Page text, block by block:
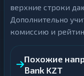
верхние строки
Дополнительно
комиссию и
Похожие
Bank KZT